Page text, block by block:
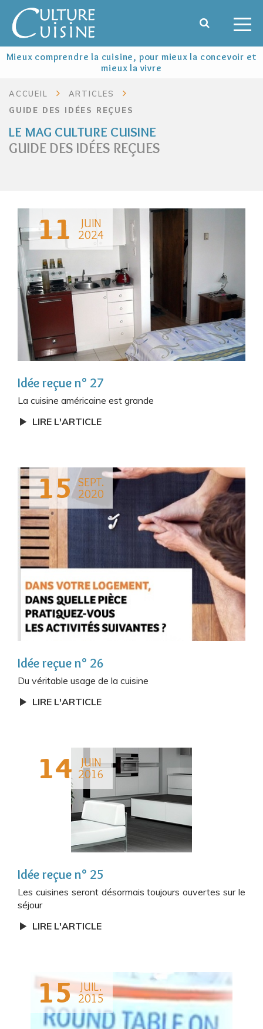
Mieux comprendre la cuisine, pour mieux la concevoir et
mieux la vivre
LE MAG CULTURE CUISINE
GUIDE DES IDÉES REÇUES
ACCUEIL
ARTICLES
GUIDE DES IDÉES REÇUES
11
JUIN
2024
Idée reçue n° 27
La cuisine américaine est grande
LIRE L'ARTICLE
15 SEPT.
2020
Idée reçue n° 26
Du véritable usage de la cuisine
LIRE L'ARTICLE
14
JUIN
2016
Idée reçue n° 25
Les cuisines seront désormais toujours ouvertes sur le
séjour
LIRE L'ARTICLE
15 JUIL.
2015